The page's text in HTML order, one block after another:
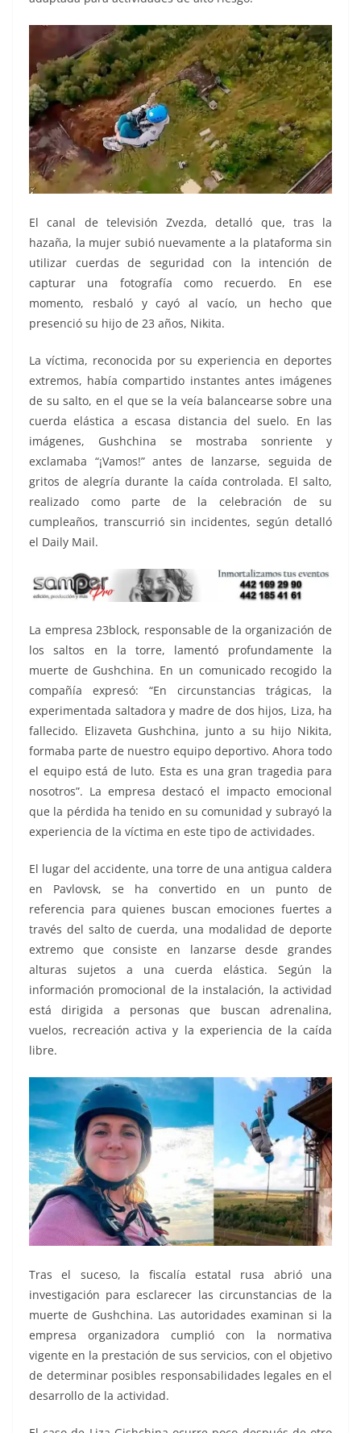
El canal de televisión Zvezda, detalló que, tras la
hazaña, la mujer subió nuevamente a la plataforma sin
utilizar cuerdas de seguridad con la intención de
capturar una fotografía como recuerdo. En ese
momento, resbaló y cayó al vacío, un hecho que
presenció su hijo de 23 años, Nikita.
La víctima, reconocida por su experiencia en deportes
extremos, había compartido instantes antes imágenes
de su salto, en el que se la veía balancearse sobre una
cuerda elástica a escasa distancia del suelo. En las
imágenes, Gushchina se mostraba sonriente y
exclamaba “¡Vamos!” antes de lanzarse, seguida de
gritos de alegría durante la caída controlada. El salto,
realizado como parte de la celebración de su
cumpleaños, transcurrió sin incidentes, según detalló
el Daily Mail.
La empresa 23block, responsable de la organización de
los saltos en la torre, lamentó profundamente la
muerte de Gushchina. En un comunicado recogido la
compañía expresó: “En circunstancias trágicas, la
experimentada saltadora y madre de dos hijos, Liza, ha
fallecido. Elizaveta Gushchina, junto a su hijo Nikita,
formaba parte de nuestro equipo deportivo. Ahora todo
el equipo está de luto. Esta es una gran tragedia para
nosotros”. La empresa destacó el impacto emocional
que la pérdida ha tenido en su comunidad y subrayó la
experiencia de la víctima en este tipo de actividades.
El lugar del accidente, una torre de una antigua caldera
en Pavlovsk, se ha convertido en un punto de
referencia para quienes buscan emociones fuertes a
través del salto de cuerda, una modalidad de deporte
extremo que consiste en lanzarse desde grandes
alturas sujetos a una cuerda elástica. Según la
información promocional de la instalación, la actividad
está dirigida a personas que buscan adrenalina,
vuelos, recreación activa y la experiencia de la caída
libre.
Tras el suceso, la fiscalía estatal rusa abrió una
investigación para esclarecer las circunstancias de la
muerte de Gushchina. Las autoridades examinan si la
empresa organizadora cumplió con la normativa
vigente en la prestación de sus servicios, con el objetivo
de determinar posibles responsabilidades legales en el
desarrollo de la actividad.